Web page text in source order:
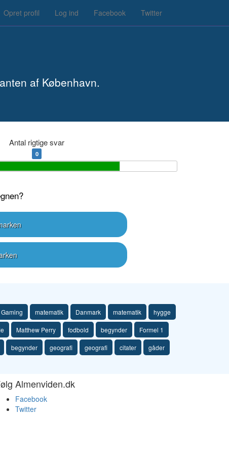
Opret profil Log ind Facebook Twitter
af København.
Antal rigtige svar
0
Gaming matematik Danmark matematik hygge
Matthew Perry fodbold begynder Formel 1
begynder geografi geografi citater gåder
Almenviden.dk
Facebook
Twitter